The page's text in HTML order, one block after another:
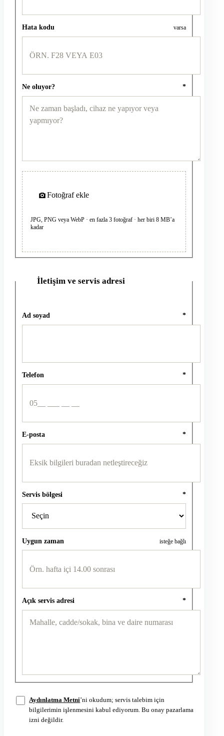
Hata kodu varsa
Ne oluyor? *
Fotoğraf ekle
JPG, PNG veya WebP · en fazla 3 fotoğraf · her biri 8 MB’a
kadar
İletişim ve servis adresi
Ad soyad *
Telefon *
E-posta *
Servis bölgesi *
Uygun zaman isteğe bağlı
Açık servis adresi *
Aydınlatma Metni’ni okudum; servis talebim için
bilgilerimin işlenmesini kabul ediyorum. Bu onay pazarlama
izni değildir.